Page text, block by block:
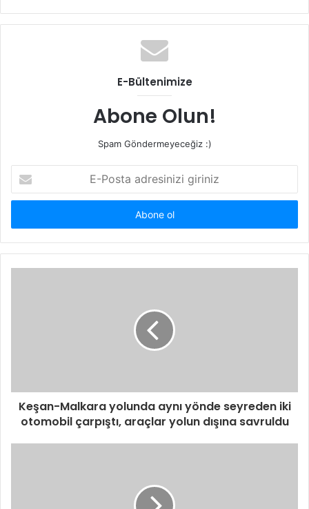
E-Bültenimize
Abone Olun!
Spam Göndermeyeceğiz :)
Posta
adresinizi
Keşan-Malkara yolunda aynı yönde seyreden iki
otomobil çarpıştı, araçlar yolun dışına savruldu